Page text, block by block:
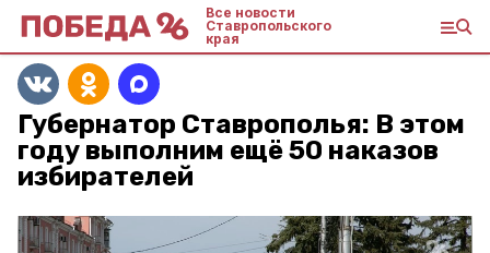
Все новости
Ставропольского
края
Губернатор Ставрополья: В этом
году выполним ещё 50 наказов
избирателей